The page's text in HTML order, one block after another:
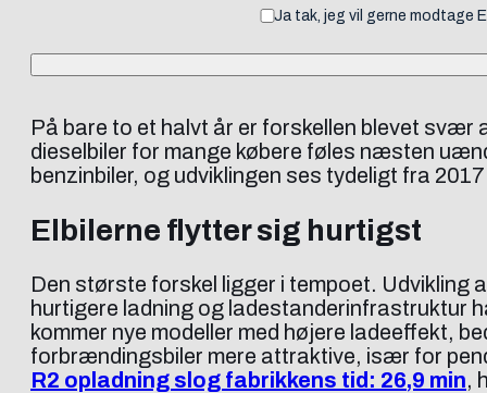
Ja tak, jeg vil gerne modtage
På bare to et halvt år er forskellen blevet svær
dieselbiler for mange købere føles næsten
benzinbiler, og udviklingen ses tydeligt fra
Elbilerne flytter sig hurtigst
Den største forskel ligger i tempoet.
hurtigere ladning og ladestanderinfrastruktur
kommer nye modeller med højere ladeeffekt,
forbrændingsbiler mere attraktive, især for
R2 opladning slog fabrikkens tid: 26,9 min,